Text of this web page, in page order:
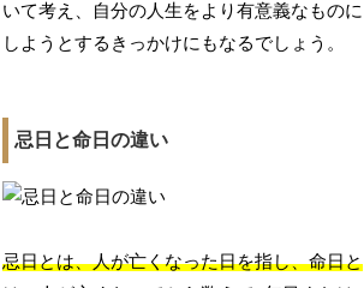
いて考え、自分の人生をより有意義なものに
しようとするきっかけにもなるでしょう。
忌日と命日の違い
忌日とは、人が亡くなった日を指し、命日と